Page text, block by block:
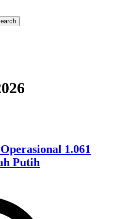
1.061
Putih